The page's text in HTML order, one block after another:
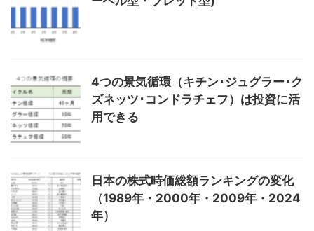
4つの景気循環（キチン･ジュグラー･ク
ズネッツ･コンドラチェフ）は投資に活
用できる
日本の株式時価総額ランキングの変化
（1989年・2000年・2009年・2024
年）